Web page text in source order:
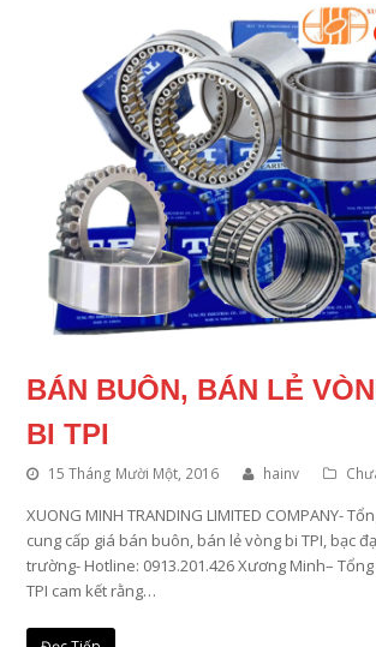
BÁN BUÔN, BÁN LẺ
BI TPI
15 Tháng Mười Một, 2016 hainv
XUONG MINH TRANDING LIMITED COMPANY-
cung cấp giá bán buôn, bán lẻ vòng bi TPI, bạc
trường- Hotline: 0913.201.426 Xương Minh–
TPI cam kết rằng…